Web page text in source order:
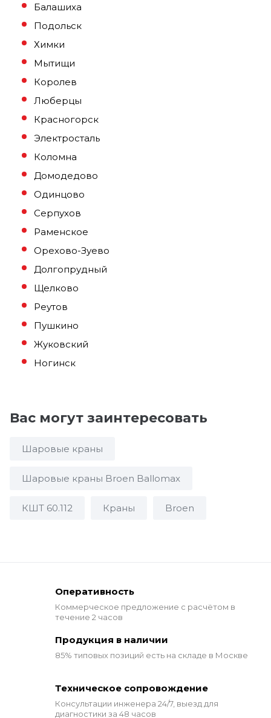
Балашиха
Подольск
Химки
Мытищи
Королев
Люберцы
Красногорск
Электросталь
Коломна
Домодедово
Одинцово
Серпухов
Раменское
Орехово-Зуево
Долгопрудный
Щелково
Реутов
Пушкино
Жуковский
Ногинск
Вас могут заинтересовать
Шаровые краны
Шаровые краны Broen Ballomax
КШТ 60.112 Краны Broen
Оперативность
Коммерческое предложение с расчётом в
течение 2 часов
Продукция в наличии
85% типовых позиций есть на складе в Москве
Техническое сопровождение
Консультации инженера 24/7, выезд для
диагностики за 48 часов